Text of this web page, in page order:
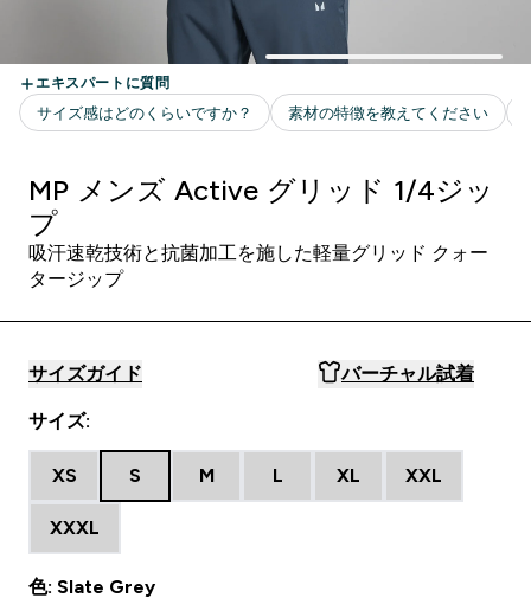
MP メンズ Active グリッド 1/4ジッ
プ
吸汗速乾技術と抗菌加工を施した軽量グリッド クォー
タージップ
サイズガイド バーチャル試着
サイズ:
XS S M L XL XXL
XXXL
色: Slate Grey